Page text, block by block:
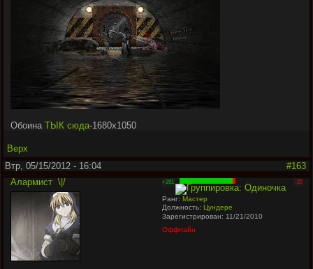
Обоина ТЫК сюда-1680х1050
Верх
Втр, 05/15/2012 - 16:04
#163
Алармист \|/ +291 -20
Ранг:Мастер
Должность:Цундере
Зарегистрирован: 11/21/2010
Оффлайн